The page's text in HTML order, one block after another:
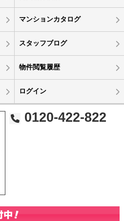
マンションカタログ
スタッフブログ
物件閲覧履歴
ログイン
0120-422-822